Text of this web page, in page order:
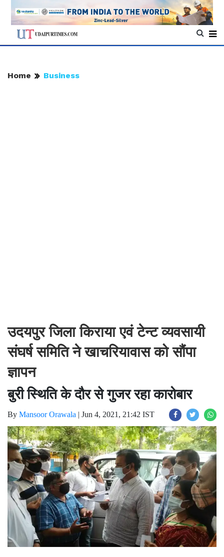
Home Business
उदयपुर जिला किराया एवं टेन्ट व्यवसायी
संघर्ष समिति ने खाचरियावास को सौंपा
ज्ञापन
बुरी स्थिति के दौर से गुजर रहा कारोबार
By Mansoor Orawala | Jun 4, 2021, 21:42 IST